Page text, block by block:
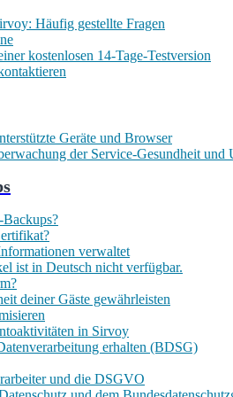
Häufig gestellte Fragen
kostenlosen 14-Tage-Testversion
Geräte und Browser
der Service-Gesundheit und
verwaltet
ist in Deutsch nicht verfügbar.
deiner Gäste gewährleisten
in Sirvoy
erhalten (BDSG)
und die DSGVO